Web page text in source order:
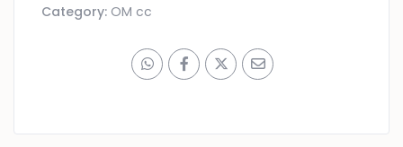
Category: OM cc